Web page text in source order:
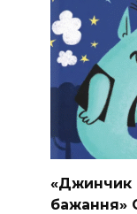
«Джинчик
бажання»